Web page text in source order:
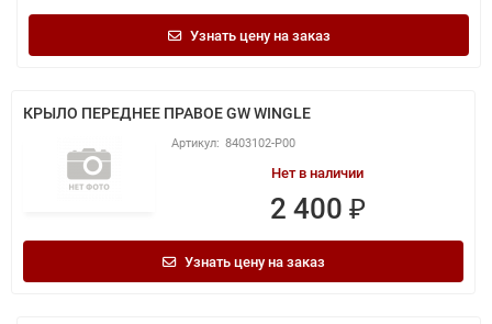
Узнать цену на заказ
КРЫЛО ПЕРЕДНЕЕ ПРАВОЕ GW WINGLE
8403102-P00
Нет в наличии
2 400 ₽
Узнать цену на заказ